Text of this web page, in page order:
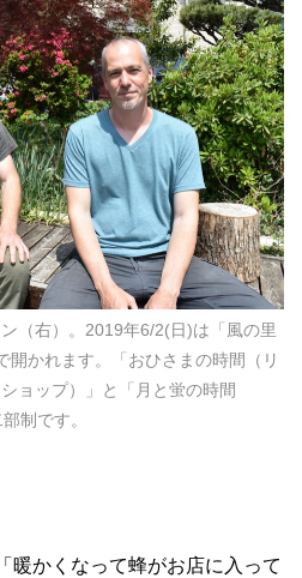
（右）。2019年6/2(日)は「風の里
開かれます。「おひさまの時間（リ
ョップ）」と「月と蛍の時間
制です。
暖かくなって蜂がお店に入って